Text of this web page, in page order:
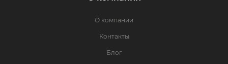
О компании
Контакты
Блог